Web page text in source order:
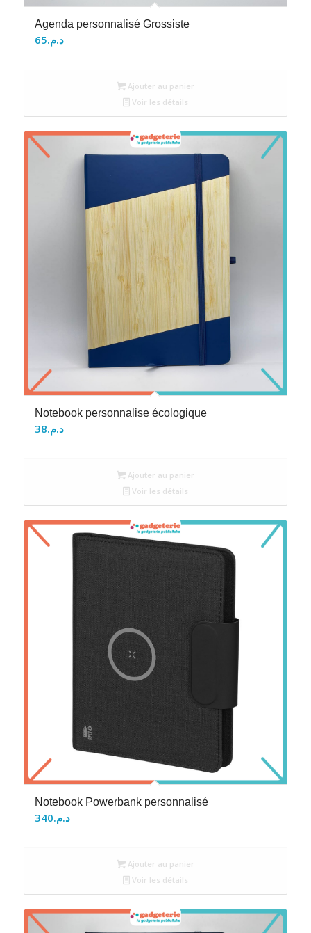
Agenda personnalisé Grossiste
د.م.65
Ajouter au panier
Voir les détails
Notebook personnalise écologique
د.م.38
Ajouter au panier
Voir les détails
Notebook Powerbank personnalisé
د.م.340
Ajouter au panier
Voir les détails